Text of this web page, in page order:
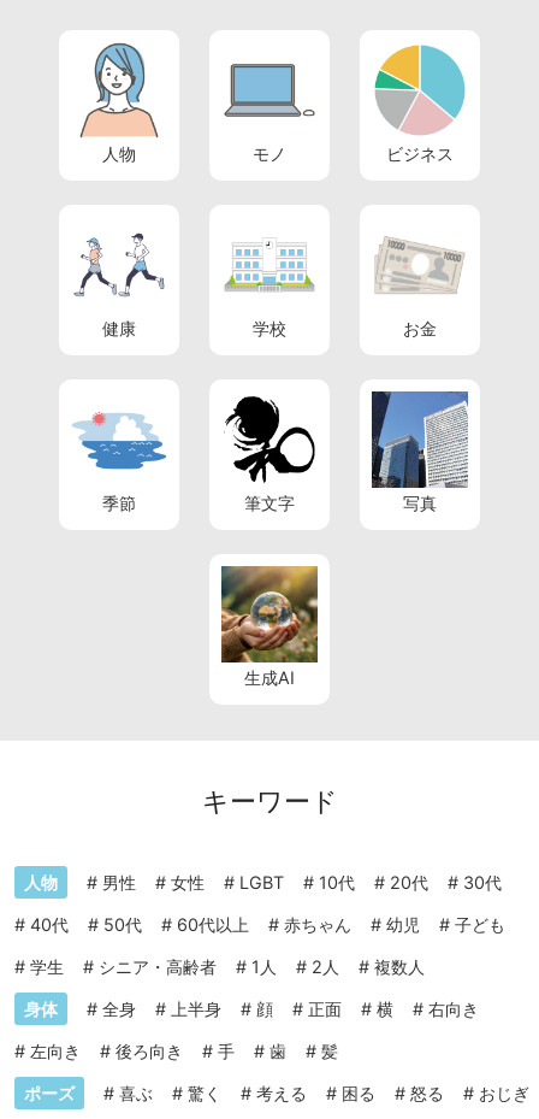
人物 モノ ビジネス
健康 学校 お金
季節 筆文字 写真
生成AI
キーワード
人物 # 男性 # 女性 # LGBT # 10代 # 20代 # 30代
# 40代 # 50代 # 60代以上 # 赤ちゃん # 幼児 # 子ども
# 学生 # シニア・高齢者 # 1人 # 2人 # 複数人
身体 # 全身 # 上半身 # 顔 # 正面 # 横 # 右向き
# 左向き # 後ろ向き # 手 # 歯 # 髪
ポーズ # 喜ぶ # 驚く # 考える # 困る # 怒る # おじぎ